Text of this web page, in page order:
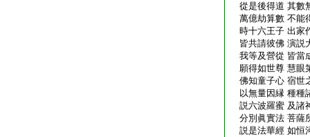
從是後得道 其數
萬億劫算數 不能
時十六王子 出家
皆共請彼佛 演説
我等及營從 皆當
願得如世尊 慧眼
佛知童子心 宿世
以無量因縁 種種
説六波羅蜜 及諸
分別眞實法 菩薩
説是法華經 如恒